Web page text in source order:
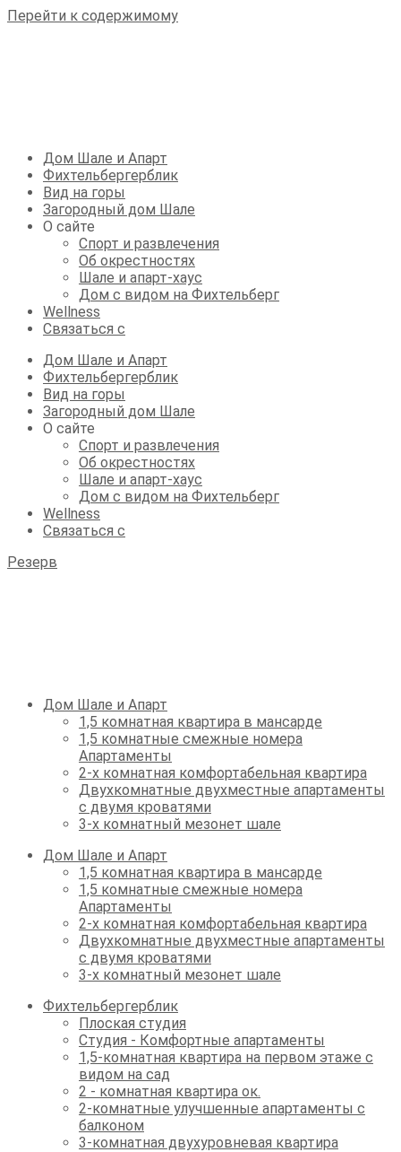
Перейти к содержимому
Дом Шале и Апарт
Фихтельбергерблик
Вид на горы
Загородный дом Шале
О сайте
Спорт и развлечения
Об окрестностях
Шале и апарт-хаус
Дом с видом на Фихтельберг
Wellness
Связаться с
Дом Шале и Апарт
Фихтельбергерблик
Вид на горы
Загородный дом Шале
О сайте
Спорт и развлечения
Об окрестностях
Шале и апарт-хаус
Дом с видом на Фихтельберг
Wellness
Связаться с
Резерв
Дом Шале и Апарт
1,5 комнатная квартира в мансарде
1,5 комнатные смежные номера
Апартаменты
2-х комнатная комфортабельная квартира
Двухкомнатные двухместные апартаменты
с двумя кроватями
3-х комнатный мезонет шале
Дом Шале и Апарт
1,5 комнатная квартира в мансарде
1,5 комнатные смежные номера
Апартаменты
2-х комнатная комфортабельная квартира
Двухкомнатные двухместные апартаменты
с двумя кроватями
3-х комнатный мезонет шале
Фихтельбергерблик
Плоская студия
Студия - Комфортные апартаменты
1,5-комнатная квартира на первом этаже с
видом на сад
2 - комнатная квартира ок.
2-комнатные улучшенные апартаменты с
балконом
3-комнатная двухуровневая квартира